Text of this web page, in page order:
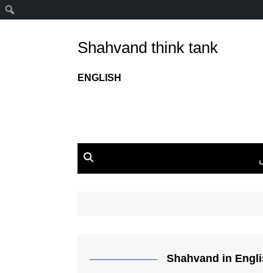
Shahvand think tank
ENGLISH
Shahvand in